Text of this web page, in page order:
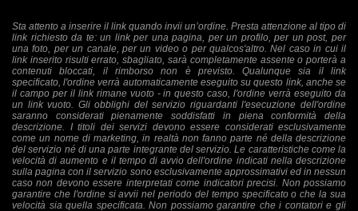
Sta attento a inserire il link quando invii un’ordine. Presta attenzione al tipo di
link richiesto da te: un link per una pagina, per un profilo, per un post, per
una foto, per un canale, per un video o per qualcos'altro. Nel caso in cui il
link inserito risulti errato, sbagliato, sarà completamente assente o porterà a
contenuti bloccati, il rimborso non è previsto. Qualunque sia il link
specificato, l'ordine verrà automaticamente eseguito su questo link, anche se
il campo per il link rimane vuoto - in questo caso, l'ordine verrà eseguito da
un link vuoto. Gli obblighi del servizio riguardanti l'esecuzione dell'ordine
saranno considerati pienamente soddisfatti in piena conformità della
descrizione. I titoli dei servizi devono essere considerati esclusivamente
come un nome di marketing, in realtà non fanno parte né della descrizione
del servizio né di una parte integrante del servizio. Le caratteristiche come la
velocità di aumento e il tempo di avvio dell'ordine indicati nella descrizione
sulla pagina con il servizio sono esclusivamente approssimativi ed in nessun
caso non devono essere interpretati come indicatori precisi. Non possiamo
garantire che l'ordine si avvii nel periodo del tempo specificato o che la sua
velocità sia quella specificata. Non possiamo garantire che i contatori e gli